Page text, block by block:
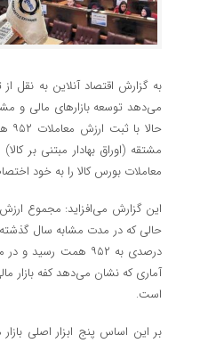
می‌دهد توسعه بازارهای مالی و
معاملات بورس کالا را به خود
است.
بر این اساس پنج ابزار اصلی بازار